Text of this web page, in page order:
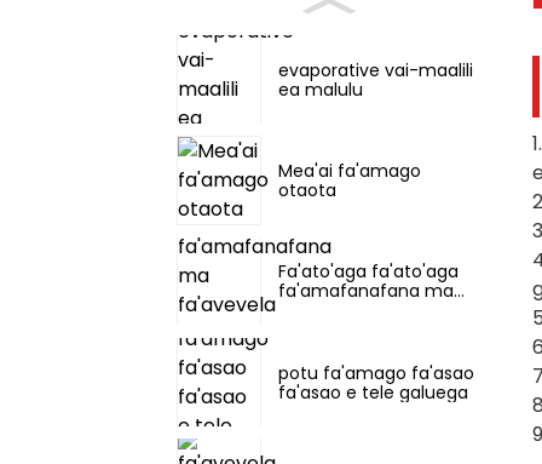
evaporative vai-maalili
ea malulu
Mea'ai fa'amago
otaota
Fa'ato'aga fa'ato'aga
fa'amafanafana ma
potu fa'amago fa'asao
fa'asao e tele galuega